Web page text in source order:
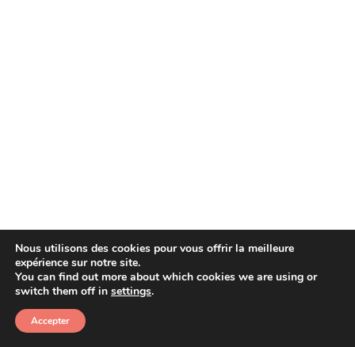
Copyright © 2026 Afera
Nous utilisons des cookies pour vous offrir la meilleure
expérience sur notre site.
You can find out more about which cookies we are using or
switch them off in settings.
Accepter